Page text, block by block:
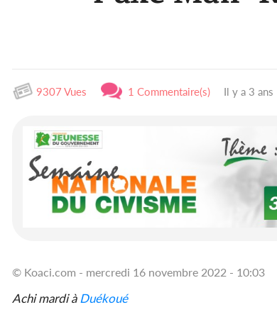
9307 Vues 1 Commentaire(s) Il y a 3 ans
© Koaci.com - mercredi 16 novembre 2022 - 10:03
Achi mardi à Duékoué